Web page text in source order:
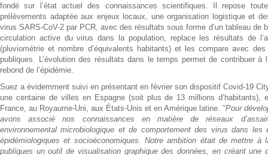
fondé sur l’état actuel des connaissances scientifiques. Il repose
prélèvements adaptée aux enjeux locaux, une organisation logistique et
virus SARS-CoV-2 par PCR, avec des résultats sous forme d’un tableau de
circulation active du virus dans la population, replace les résultats de
(pluviométrie et nombre d’équivalents habitants) et les compare avec des
publiques. L’évolution des résultats dans le temps permet de contribuer à
rebond de l’épidémie.
Suez a évidemment suivi en présentant en février son dispositif Covid-19
une centaine de villes en Espagne (soit plus de 13 millions d’habitants),
France, au Royaume-Uni, aux États-Unis et en Amérique latine. "Pour
avons associé nos connaissances en matière de réseaux
environnemental microbiologique et de comportement des virus dans
épidémiologiques et socioéconomiques. Notre ambition était de mettre à
publiques un outil de visualisation graphique des données, en créant une